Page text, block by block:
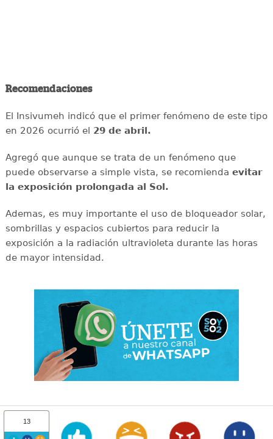
Recomendaciones
El Insivumeh indicó que el primer fenómeno de este tipo
en 2026 ocurrió el 29 de abril.
Agregó que aunque se trata de un fenómeno que
puede observarse a simple vista, se recomienda evitar
la exposición prolongada al Sol.
Ademas, es muy importante el uso de bloqueador solar,
sombrillas y espacios cubiertos para reducir la
exposición a la radiación ultravioleta durante las horas
de mayor intensidad.
13